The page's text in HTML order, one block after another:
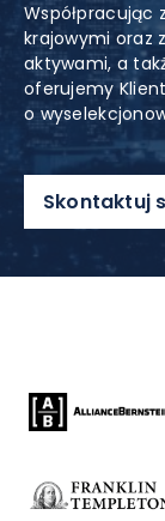
Współpracując
krajowymi oraz
aktywami, a
oferujemy
o
Skontaktuj